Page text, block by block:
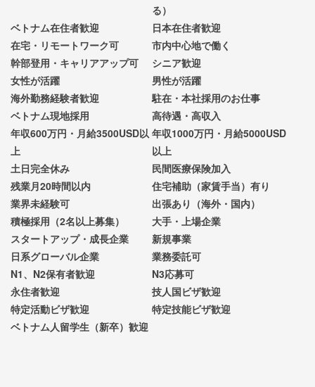
る）
ベトナム在住者歓迎
日本在住者歓迎
在宅・リモートワーク可
市内中心地で働く
幹部登用・キャリアアップ可
シニア歓迎
女性が活躍
男性が活躍
海外勤務経験者歓迎
駐在・本社採用のお仕事
ベトナム現地採用
高待遇・高収入
年収600万円・月給3500USD以
上
年収1000万円・月給5000USD
以上
土日完全休み
民間医療保険加入
残業月20時間以内
住宅補助（家賃手当）有り
業界未経験可
出張あり（海外・国内）
積極採用（2名以上募集）
大手・上場企業
スタートアップ・成長企業
新規事業
日系グローバル企業
業務委託可
N1、N2保有者歓迎
N3応募可
永住者歓迎
技人国ビザ歓迎
特定活動ビザ歓迎
特定技能ビザ歓迎
ベトナム人留学生（新卒）歓迎